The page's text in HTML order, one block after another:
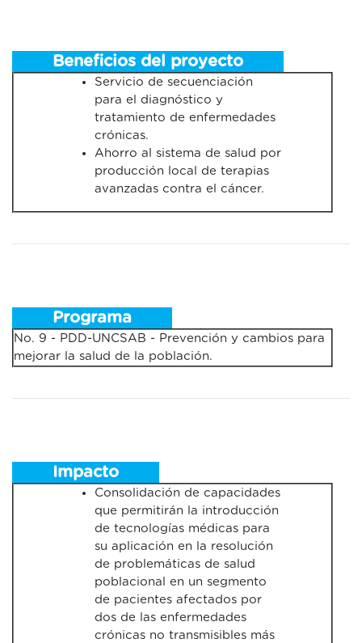
Beneficios del proyecto
Servicio de secuenciación
para el diagnóstico y
tratamiento de enfermedades
crónicas.
Ahorro al sistema de salud por
producción local de terapias
avanzadas contra el cáncer.
Programa
No. 9 - PDD-UNCSAB - Prevención y cambios para
mejorar la salud de la población.
Impacto
Consolidación de capacidades
que permitirán la introducción
de tecnologías médicas para
su aplicación en la resolución
de problemáticas de salud
poblacional en un segmento
de pacientes afectados por
dos de las enfermedades
crónicas no transmisibles más